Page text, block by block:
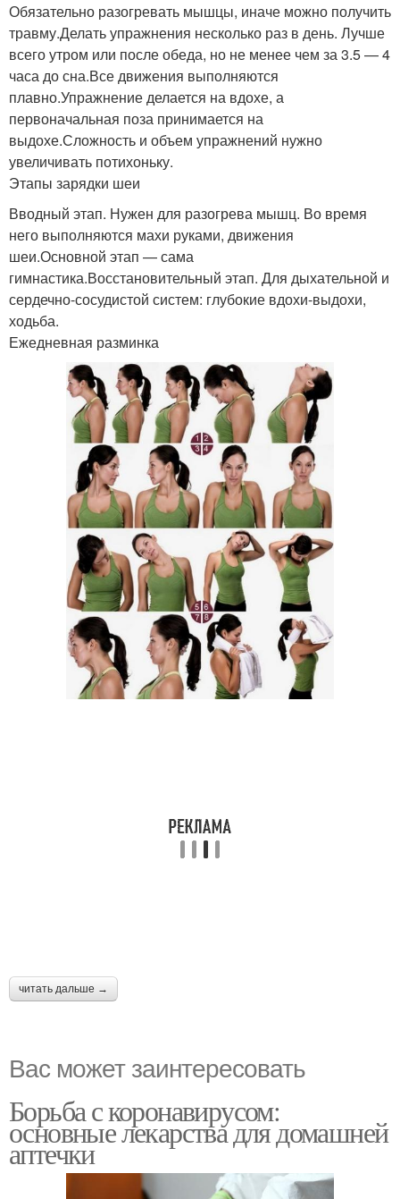
Обязательно разогревать мышцы, иначе можно получить
травму.Делать упражнения несколько раз в день. Лучше
всего утром или после обеда, но не менее чем за 3.5 — 4
часа до сна.Все движения выполняются
плавно.Упражнение делается на вдохе, а
первоначальная поза принимается на
выдохе.Сложность и объем упражнений нужно
увеличивать потихоньку.
Этапы зарядки шеи
Вводный этап. Нужен для разогрева мышц. Во время
него выполняются махи руками, движения
шеи.Основной этап — сама
гимнастика.Восстановительный этап. Для дыхательной и
сердечно-сосудистой систем: глубокие вдохи-выдохи,
ходьба.
Ежедневная разминка
читать дальше →
Вас может заинтересовать
Борьба с коронавирусом:
основные лекарства для домашней
аптечки